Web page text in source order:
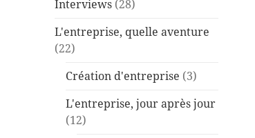
Interviews (28)
L'entreprise, quelle aventure
(22)
Création d'entreprise (3)
L'entreprise, jour après jour
(12)